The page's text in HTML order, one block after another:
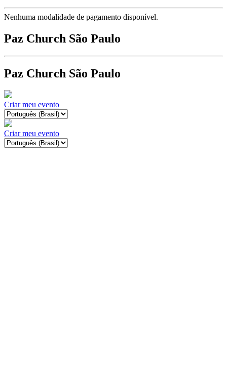
Nenhuma modalidade de pagamento disponível.
Paz Church São Paulo
Paz Church São Paulo
Criar meu evento
Criar meu evento